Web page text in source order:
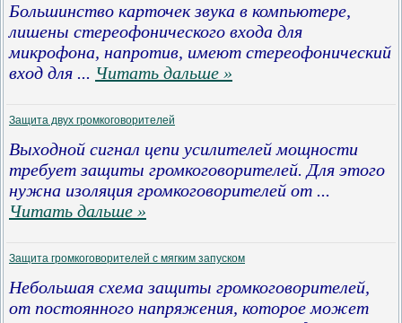
Большинство карточек звука в компьютере,
лишены стереофонического входа для
микрофона, напротив, имеют стереофонический
вход для ... Читать дальше »
Защита двух громкоговорителей
Выходной сигнал цепи усилителей мощности
требует защиты громкоговорителей. Для этого
нужна изоляция громкоговорителей от ...
Читать дальше »
Защита громкоговорителей с мягким запуском
Небольшая схема защиты громкоговорителей,
от постоянного напряжения, которое может